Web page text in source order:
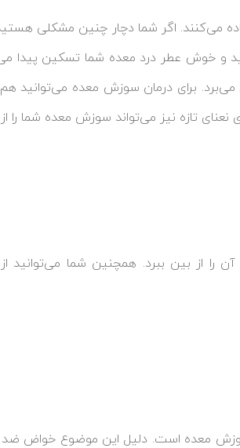
می‌کنند. اگر شما دچار چنین مشکلی
و خوش عطر درد معده شما تسکین پیدا
برای درمان سوزش معده می‌توانید
تازه نیز می‌تواند سوزش معده شما را
را از بین ببرد. همچنین شما
معده است. دلیل این موضوع خواض ضد